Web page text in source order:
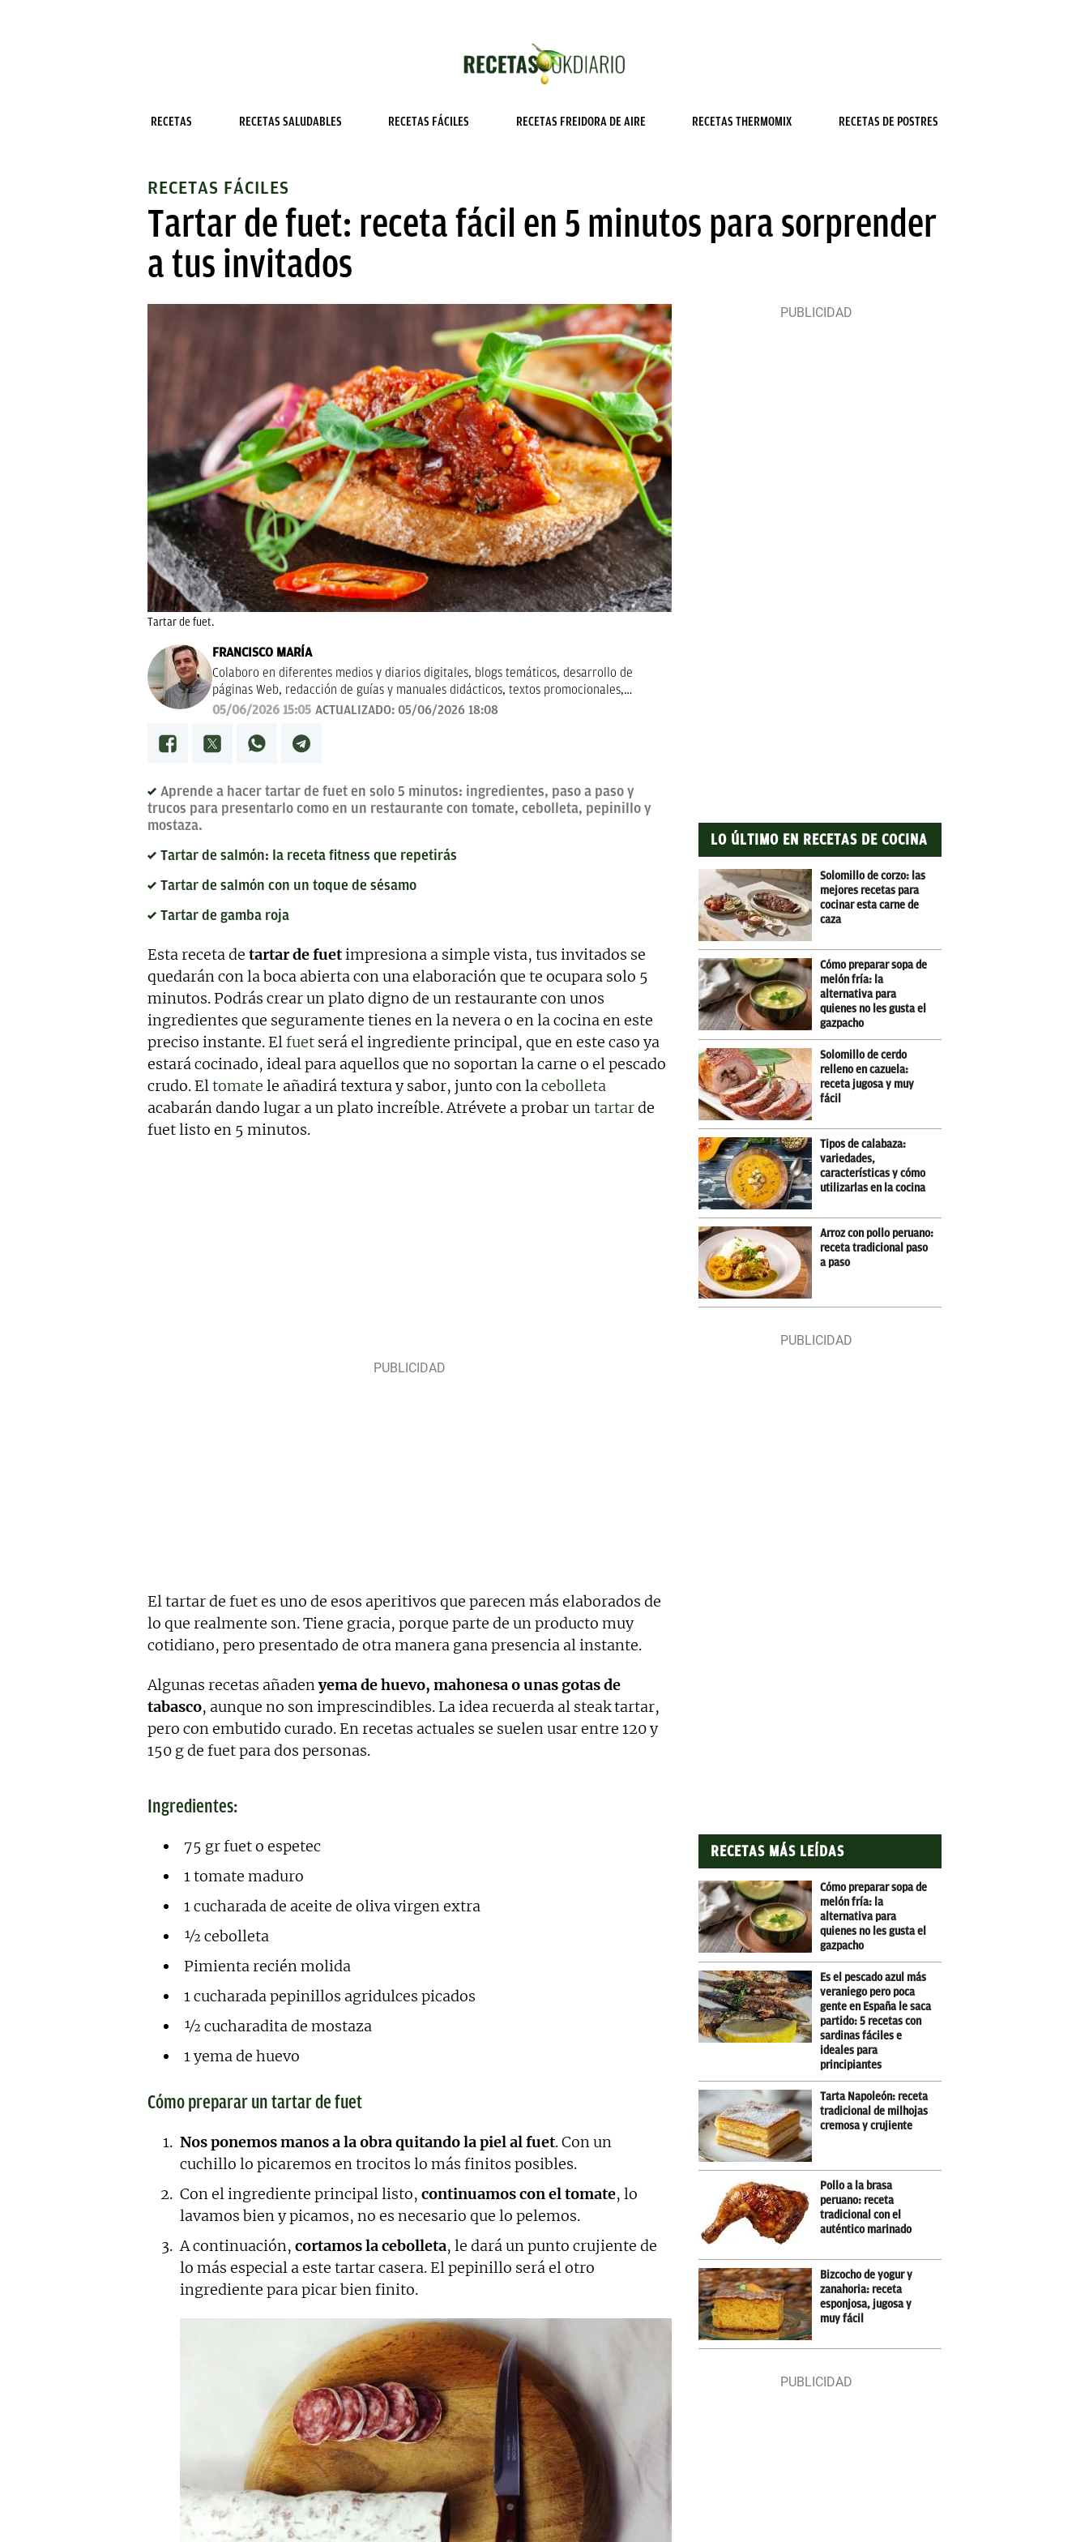
RECETAS RECETAS SALUDABLES RECETAS FÁCILES RECETAS FREIDORA DE AIRE RECETAS THERMOMIX RECETAS DE POSTRES
RECETAS FÁCILES
Tartar de fuet: receta fácil en 5 minutos para sorprender
a tus invitados
Tartar de fuet.
FRANCISCO MARÍA
Colaboro en diferentes medios y diarios digitales, blogs temáticos, desarrollo de
páginas Web, redacción de guías y manuales didácticos, textos promocionales,
campañas publicitarias y de marketing, artículos de opinión, relatos y guiones, y
calidad, bien documentado y revisado, así como a la curación y depuración de textos.
Estoy en permanente crecimiento personal y profesional, y abierto a nuevas
05/06/2026 15:05 ACTUALIZADO: 05/06/2026 18:08
Aprende a hacer tartar de fuet en solo 5 minutos: ingredientes, paso a paso y
trucos para presentarlo como en un restaurante con tomate, cebolleta, pepinillo y
mostaza.
Tartar de salmón: la receta fitness que repetirás
Tartar de salmón con un toque de sésamo
Tartar de gamba roja
Esta receta de tartar de fuetimpresiona a simple vista, tus invitados se
quedarán con la boca abierta con una elaboración que te ocupara solo 5
minutos. Podrás crear un plato digno de un restaurante con unos
ingredientes que seguramente tienes en la nevera o en la cocina en este
preciso instante. Elfuet será el ingrediente principal, que en este caso ya
estará cocinado, ideal para aquellos que no soportan la carne o el pescado
crudo. Eltomate le añadirá textura y sabor, junto con lacebolleta
acabarán dando lugar a un plato increíble. Atrévete a probar untartarde
fuet listo en 5 minutos.
El tartar de fuet es uno de esos aperitivos que parecen más elaborados de
lo que realmente son. Tiene gracia, porque parte de un producto muy
cotidiano, pero presentado de otra manera gana presencia al instante.
Algunas recetas añadenyema de huevo, mahonesa o unas gotas de
tabasco, aunque no son imprescindibles. La idea recuerda al steak tartar,
pero con embutido curado. En recetas actuales se suelen usar entre 120 y
150 g de fuet para dos personas.
Ingredientes:
75 gr fuet o espetec
1 tomate maduro
1 cucharada de aceite de oliva virgen extra
½ cebolleta
Pimienta recién molida
1 cucharada pepinillos agridulces picados
½ cucharadita de mostaza
1 yema de huevo
Cómo preparar un tartar de fuet
Nos ponemos manos a la obra quitando la piel al fuet. Con un
cuchillo lo picaremos en trocitos lo más finitos posibles.
Con el ingrediente principal listo, continuamos con el tomate, lo
lavamos bien y picamos, no es necesario que lo pelemos.
A continuación, cortamos la cebolleta, le dará un punto crujiente de
lo más especial a este tartar casera. El pepinillo será el otro
ingrediente para picar bien finito.
LO ÚLTIMO EN RECETAS DE COCINA
Solomillo de corzo: las
mejores recetas para
cocinar esta carne de
caza
Cómo preparar sopa de
melón fría: la
alternativa para
quienes no les gusta el
gazpacho
Solomillo de cerdo
relleno en cazuela:
receta jugosa y muy
fácil
Tipos de calabaza:
variedades,
características y cómo
utilizarlas en la cocina
Arroz con pollo peruano:
receta tradicional paso
a paso
RECETAS MÁS LEÍDAS
Cómo preparar sopa de
melón fría: la
alternativa para
quienes no les gusta el
gazpacho
Es el pescado azul más
veraniego pero poca
gente en España le saca
partido: 5 recetas con
sardinas fáciles e
ideales para
principiantes
Tarta Napoleón: receta
tradicional de milhojas
cremosa y crujiente
Pollo a la brasa
peruano: receta
tradicional con el
auténtico marinado
Bizcocho de yogur y
zanahoria: receta
esponjosa, jugosa y
muy fácil